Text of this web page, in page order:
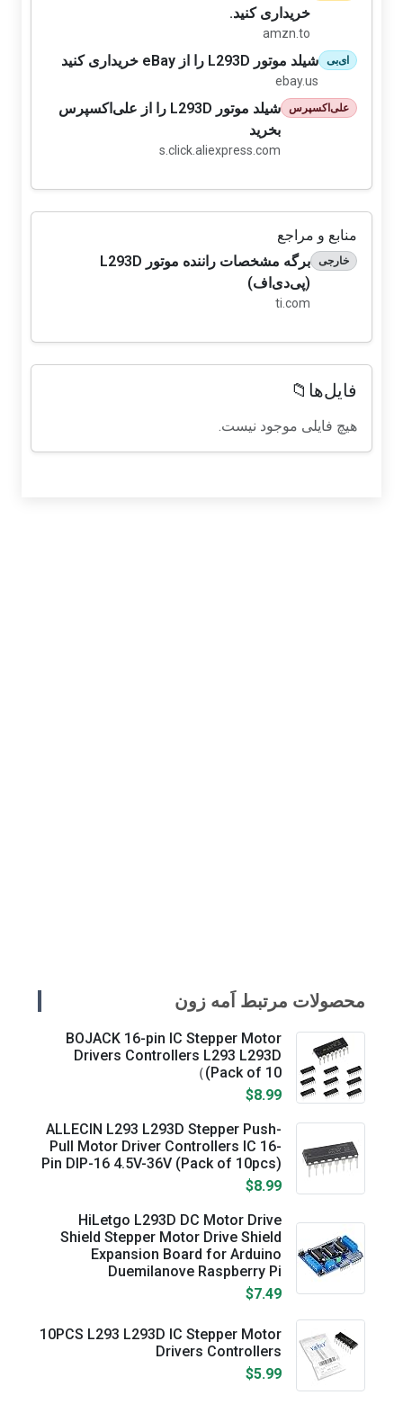
خریداری کنید.
amzn.to
ای‌بی شیلد موتور L293D را از eBay خریداری کنید
ebay.us
علی‌اکسپرس
شیلد موتور L293D را از علی‌اکسپرس
بخرید
s.click.aliexpress.com
منابع و مراجع
خارجی
برگه مشخصات راننده موتور L293D
(پی‌دی‌اف)
ti.com
فایل‌ها📁
هیچ فایلی موجود نیست.
محصولات مرتبط اَمه زون
BOJACK 16-pin IC Stepper Motor
Drivers Controllers L293 L293D
(Pack of 10）
$8.99
ALLECIN L293 L293D Stepper Push-
Pull Motor Driver Controllers IC 16-
Pin DIP-16 4.5V-36V (Pack of 10pcs)
$8.99
HiLetgo L293D DC Motor Drive
Shield Stepper Motor Drive Shield
Expansion Board for Arduino
Duemilanove Raspberry Pi
$7.49
10PCS L293 L293D IC Stepper Motor
Drivers Controllers
$5.99